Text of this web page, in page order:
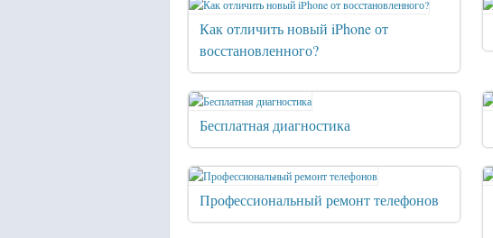
Как отличить новый iPhone от
восстановленного?
Бесплатная диагностика
Профессиональный ремонт телефонов